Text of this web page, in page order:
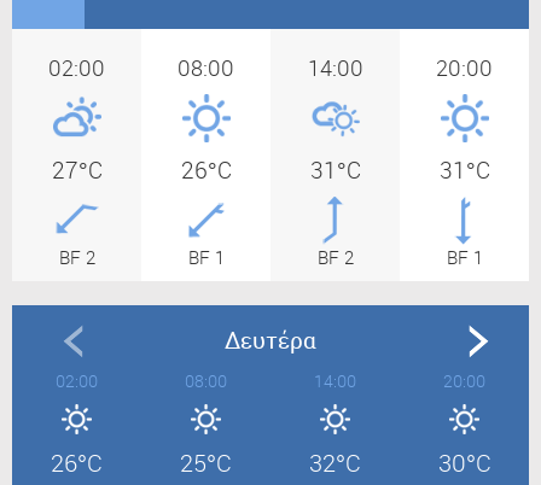
02:00
27°C
BF 2
08:00
26°C
BF 1
14:00
31°C
BF 2
20:00
31°C
BF 1
Δευτέρα
02:00
26°C
08:00
25°C
14:00
32°C
20:00
30°C